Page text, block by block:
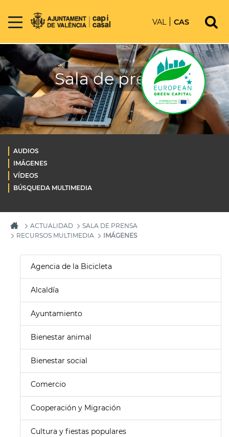
VAL CAS
Sala de prensa
AUDIOS
IMÁGENES
VÍDEOS
BÚSQUEDA MULTIMEDIA
ACTUALIDAD
SALA DE PRENSA
RECURSOS MULTIMEDIA
IMÁGENES
Agencia de la Bicicleta
Alcaldía
Ayuntamiento
Bienestar animal
Bienestar social
Comercio
Cooperación y Migración
Cultura y fiestas populares